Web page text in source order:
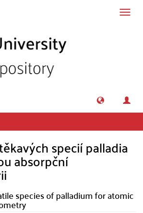
specií palladia
absorpční
species of palladium for atomic